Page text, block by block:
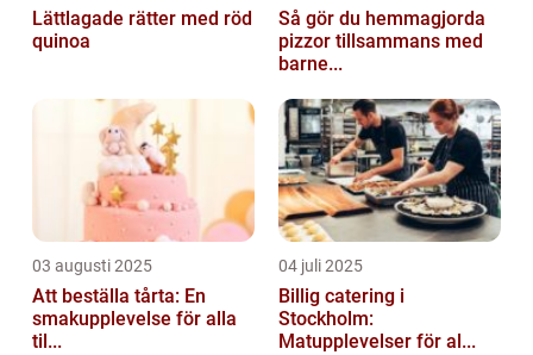
Lättlagade rätter med röd
quinoa
Så gör du hemmagjorda
pizzor tillsammans med
barne...
03 augusti 2025
Att beställa tårta: En
smakupplevelse för alla
til...
04 juli 2025
Billig catering i
Stockholm:
Matupplevelser för al...